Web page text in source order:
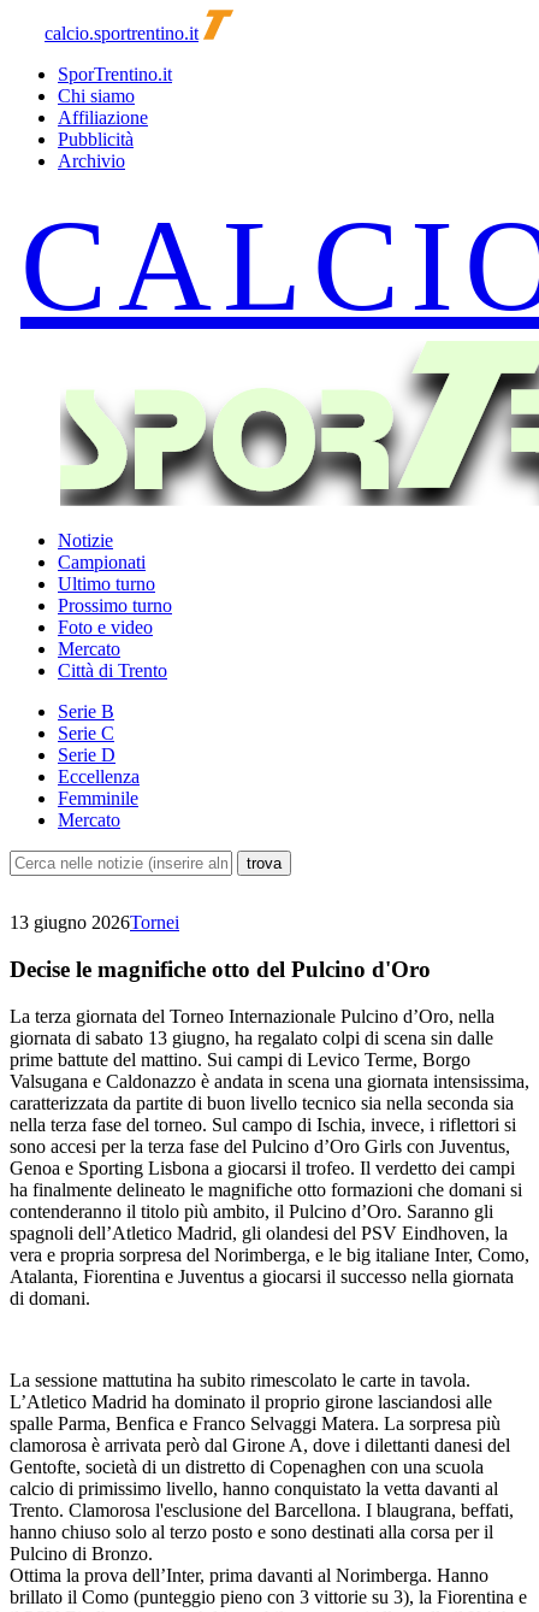
calcio.sportrentino.it
SporTrentino.it
Chi siamo
Affiliazione
Pubblicità
Archivio
Notizie
Campionati
Ultimo turno
Prossimo turno
Foto e video
Mercato
Città di Trento
Serie B
Serie C
Serie D
Eccellenza
Femminile
Mercato
13 giugno 2026Tornei
Decise le magnifiche otto del Pulcino d'Oro
La terza giornata del Torneo Internazionale Pulcino d’Oro, nella
giornata di sabato 13 giugno, ha regalato colpi di scena sin dalle
prime battute del mattino. Sui campi di Levico Terme, Borgo
Valsugana e Caldonazzo è andata in scena una giornata intensissima,
caratterizzata da partite di buon livello tecnico sia nella seconda sia
nella terza fase del torneo. Sul campo di Ischia, invece, i riflettori si
sono accesi per la terza fase del Pulcino d’Oro Girls con Juventus,
Genoa e Sporting Lisbona a giocarsi il trofeo. Il verdetto dei campi
ha finalmente delineato le magnifiche otto formazioni che domani si
contenderanno il titolo più ambito, il Pulcino d’Oro. Saranno gli
spagnoli dell’Atletico Madrid, gli olandesi del PSV Eindhoven, la
vera e propria sorpresa del Norimberga, e le big italiane Inter, Como,
Atalanta, Fiorentina e Juventus a giocarsi il successo nella giornata
di domani.
La sessione mattutina ha subito rimescolato le carte in tavola.
L’Atletico Madrid ha dominato il proprio girone lasciandosi alle
spalle Parma, Benfica e Franco Selvaggi Matera. La sorpresa più
clamorosa è arrivata però dal Girone A, dove i dilettanti danesi del
Gentofte, società di un distretto di Copenaghen con una scuola
calcio di primissimo livello, hanno conquistato la vetta davanti al
Trento. Clamorosa l'esclusione del Barcellona. I blaugrana, beffati,
hanno chiuso solo al terzo posto e sono destinati alla corsa per il
Pulcino di Bronzo.
Ottima la prova dell’Inter, prima davanti al Norimberga. Hanno
brillato il Como (punteggio pieno con 3 vittorie su 3), la Fiorentina e